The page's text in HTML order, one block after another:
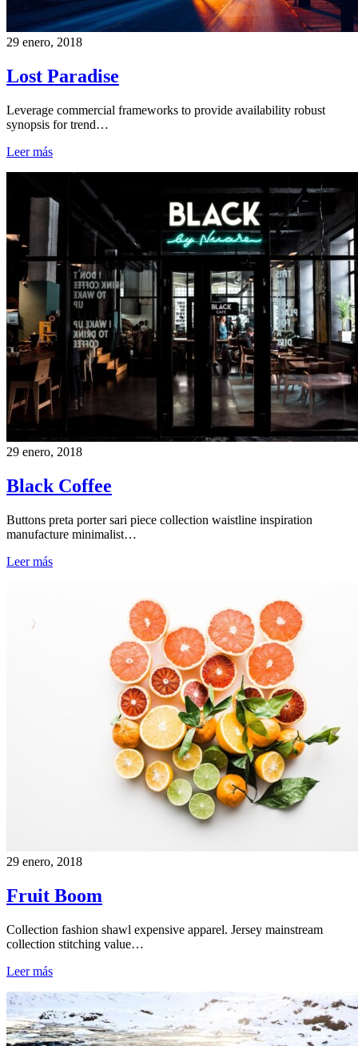
29 enero, 2018
Lost Paradise
Leverage commercial frameworks to provide availability robust
synopsis for trend…
Leer más
29 enero, 2018
Black Coffee
Buttons preta porter sari piece collection waistline inspiration
manufacture minimalist…
Leer más
29 enero, 2018
Fruit Boom
Collection fashion shawl expensive apparel. Jersey mainstream
collection stitching value…
Leer más